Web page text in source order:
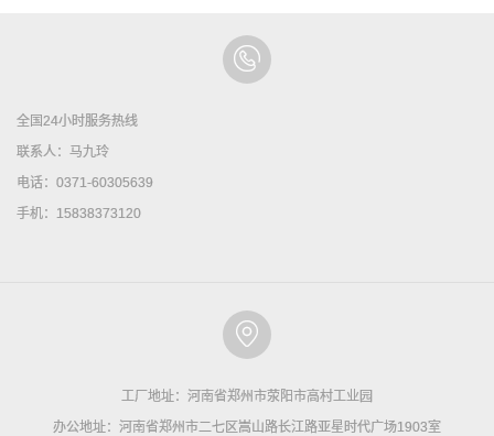
全国24小时服务热线
联系人：马九玲
电话：0371-60305639
手机：15838373120
工厂地址：河南省郑州市荥阳市高村工业园
办公地址：河南省郑州市二七区嵩山路长江路亚星时代广场1903室